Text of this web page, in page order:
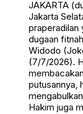
JAKARTA
Jakarta
praperadilan
dugaan
Widodo
(7/7/2026).
putusannya,
Hakim juga